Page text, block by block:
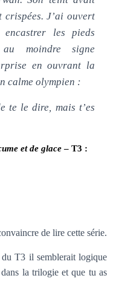
crispées. J’ai ouvert
les pieds
moindre signe
en ouvrant la
calme olympien :
te le dire, mais t’es
et de glace– T3 :
de lire cette série.
T3 il semblerait logique
la trilogie et que tu as